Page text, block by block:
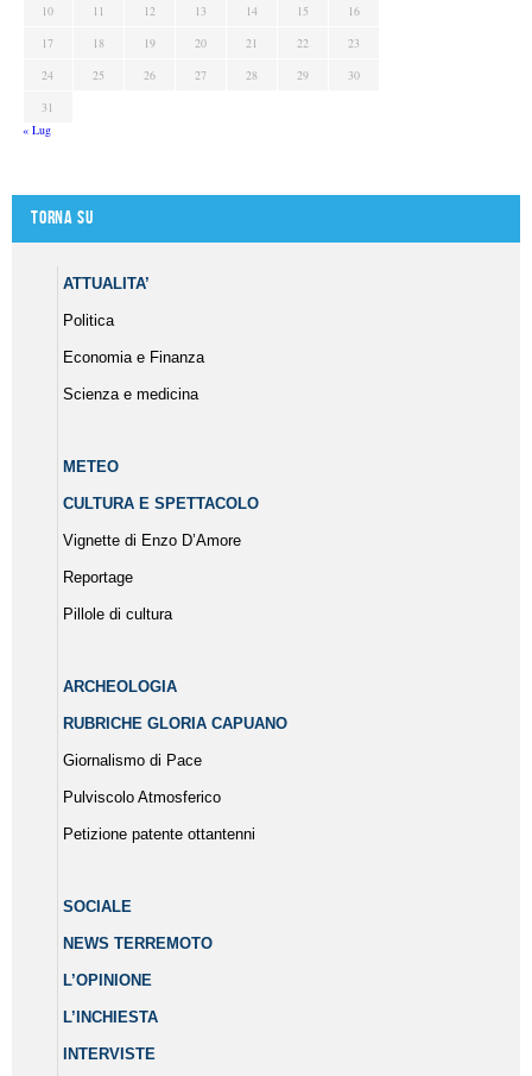
10
11 12 13 14 15
16
17
18 19 20 21 22
23
24
25 26 27 28 29
30
31
« Lug
Torna su
ATTUALITA’
Politica
Economia e Finanza
Scienza e medicina
METEO
CULTURA E SPETTACOLO
Vignette di Enzo D’Amore
Reportage
Pillole di cultura
ARCHEOLOGIA
RUBRICHE GLORIA CAPUANO
Giornalismo di Pace
Pulviscolo Atmosferico
Petizione patente ottantenni
SOCIALE
NEWS TERREMOTO
L’OPINIONE
L’INCHIESTA
INTERVISTE